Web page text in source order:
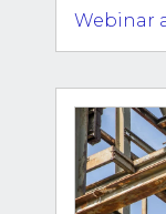
Webinar